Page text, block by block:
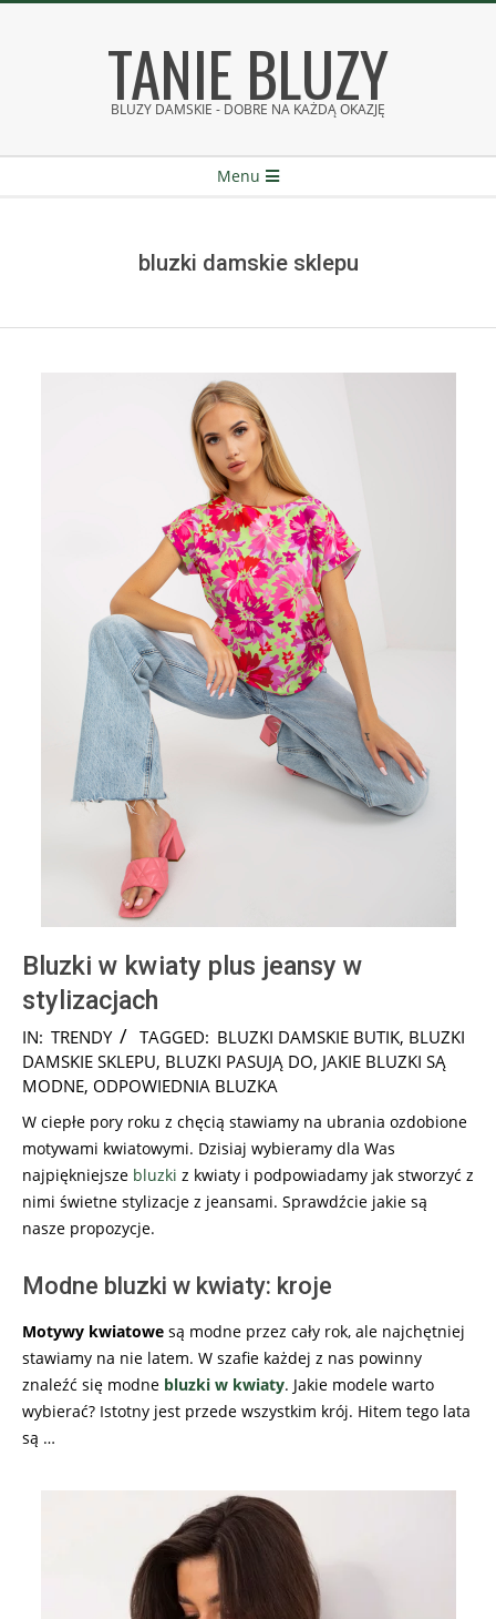
TANIE BLUZY
BLUZY DAMSKIE - DOBRE NA KAŻDĄ OKAZJĘ
Menu
bluzki damskie sklepu
Bluzki w kwiaty plus jeansy w
stylizacjach
2026-
02-
19
IN: TRENDY TAGGED: BLUZKI DAMSKIE BUTIK, BLUZKI
DAMSKIE SKLEPU, BLUZKI PASUJĄ DO, JAKIE BLUZKI SĄ
MODNE, ODPOWIEDNIA BLUZKA
W ciepłe pory roku z chęcią stawiamy na ubrania ozdobione
motywami kwiatowymi. Dzisiaj wybieramy dla Was
najpiękniejsze bluzki z kwiaty i podpowiadamy jak stworzyć z
nimi świetne stylizacje z jeansami. Sprawdźcie jakie są
nasze propozycje.
Modne bluzki w kwiaty: kroje
Motywy kwiatowe są modne przez cały rok, ale najchętniej
stawiamy na nie latem. W szafie każdej z nas powinny
znaleźć się modne bluzki w kwiaty. Jakie modele warto
wybierać? Istotny jest przede wszystkim krój. Hitem tego lata
są …